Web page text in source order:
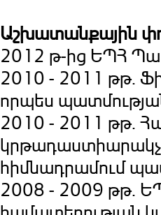
Աշխատանքային
2012 թ-ից ԵՊՀ
2010 - 2011 թթ.
որպես
2010 - 2011 թթ.
հիմնադրամում
2008 - 2009 թթ.